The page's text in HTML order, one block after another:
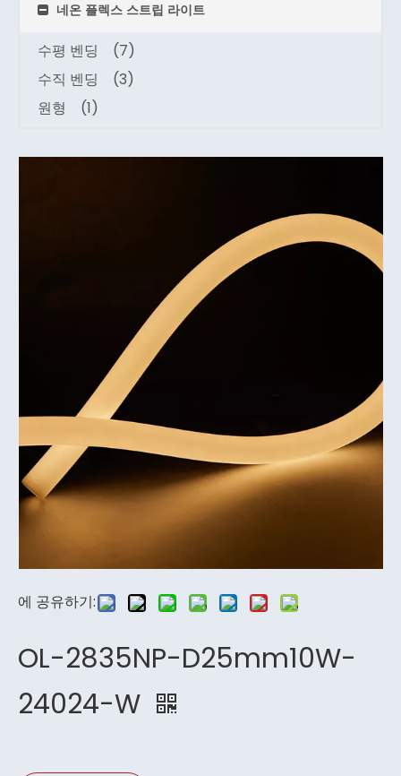
네온 플렉스 스트립 라이트
수평 벤딩
(7)
수직 벤딩
(3)
원형
(1)
에 공유하기:
OL-2835NP-D25mm10W-
24024-W